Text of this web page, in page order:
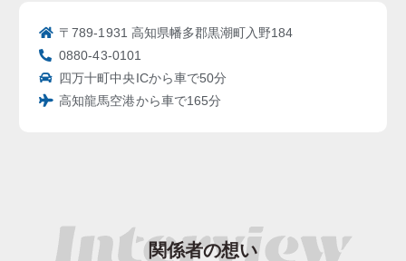
〒789-1931 高知県幡多郡黒潮町入野184
0880-43-0101
四万十町中央ICから車で50分
高知龍馬空港から車で165分
関係者の想い